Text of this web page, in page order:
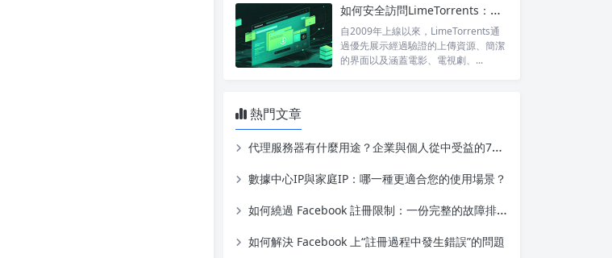
如何安全訪問LimeTorrents：使用家庭代理繞過封鎖
自2009年上線以來，LimeTorrents通
過優先展示經過驗證的上傳資源、簡潔
的界面以及涵蓋電影、電視劇、...
熱門文章
代理服務器有什麼用途？企業與個人從中受益的7種強大方式
數據中心IP與家庭IP：哪一種更適合您的使用場景？
如何繞過 Facebook 註冊限制：一份完整的故障排除指南
如何解決 Facebook 上“註冊過程中發生錯誤”的問題